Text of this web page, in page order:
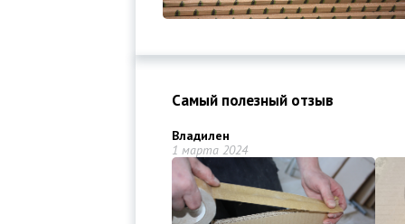
Самый полезный отзыв
Владилен
1 марта 2024